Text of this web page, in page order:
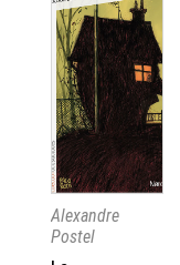
Alexandre
Postel